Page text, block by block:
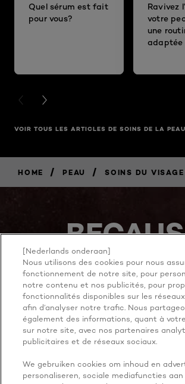
Quel sérum est fait
pour vous?
Ravivez
votre
une
adaptée
PREVIOUS CARD
NEXT CARD
VOIR TOUS LES ARTICLES DE SOINS DE LA PEAU
HOME / PEAU / SOINS DU VISAGE
WORTH
PLUS À EXPLORER
[Nederlands onderaan]
Nous utilisons des cookies pour nous
fonctionnement de notre site, pour
notre contenu et nos publicités, pour
fonctionnalités disponibles sur les
afin d’analyser notre trafic. Nous
également des informations, quant à
sur notre site, avec nos partenaires
publicitaires et de réseaux sociaux.
We gebruiken cookies om inhoud en
personaliseren, sociale mediafuncties